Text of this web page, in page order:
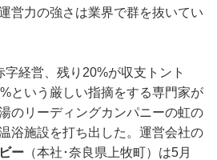
営力の強さは業界で群を抜いてい
経営、残り20%が収支トント
という厳しい指摘をする専門家が
のリーディングカンパニーの虹の
浴施設を打ち出した。運営会社の
ー （本社･奈良県上牧町）は5月